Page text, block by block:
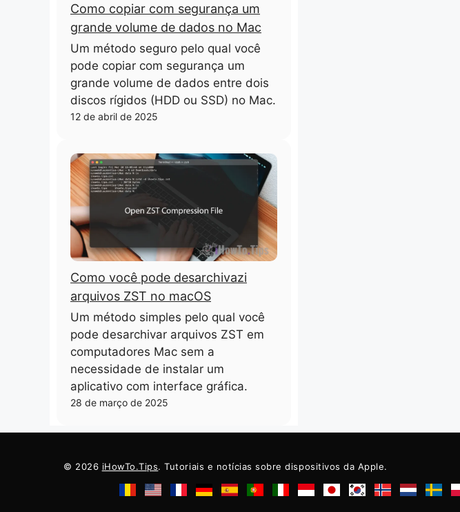
Como copiar com segurança um
grande volume de dados no Mac
Um método seguro pelo qual você
pode copiar com segurança um
grande volume de dados entre dois
discos rígidos (HDD ou SSD) no Mac.
12 de abril de 2025
Como você pode desarchivazi
arquivos ZST no macOS
Um método simples pelo qual você
pode desarchivar arquivos ZST em
computadores Mac sem a
necessidade de instalar um
aplicativo com interface gráfica.
28 de março de 2025
© 2026 iHowTo.Tips. Tutoriais e notícias sobre dispositivos da Apple.